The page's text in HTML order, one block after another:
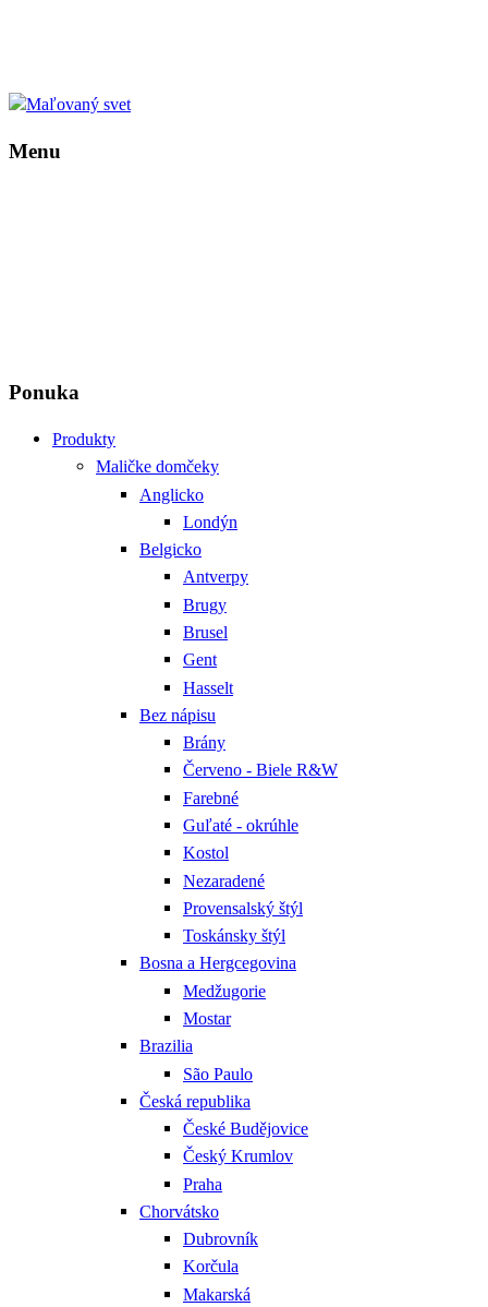
Menu
Ponuka
Produkty
Maličke domčeky
Anglicko
Londýn
Belgicko
Antverpy
Brugy
Brusel
Gent
Hasselt
Bez nápisu
Brány
Červeno - Biele R&W
Farebné
Guľaté - okrúhle
Kostol
Nezaradené
Provensalský štýl
Toskánsky štýl
Bosna a Hergcegovina
Medžugorie
Mostar
Brazilia
São Paulo
Česká republika
České Budějovice
Český Krumlov
Praha
Chorvátsko
Dubrovník
Korčula
Makarská